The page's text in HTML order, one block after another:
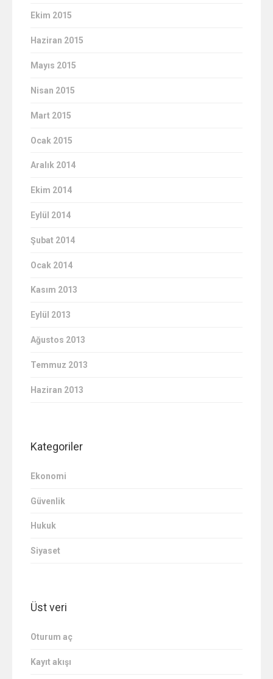
Ekim 2015
Haziran 2015
Mayıs 2015
Nisan 2015
Mart 2015
Ocak 2015
Aralık 2014
Ekim 2014
Eylül 2014
Şubat 2014
Ocak 2014
Kasım 2013
Eylül 2013
Ağustos 2013
Temmuz 2013
Haziran 2013
Kategoriler
Ekonomi
Güvenlik
Hukuk
Siyaset
Üst veri
Oturum aç
Kayıt akışı